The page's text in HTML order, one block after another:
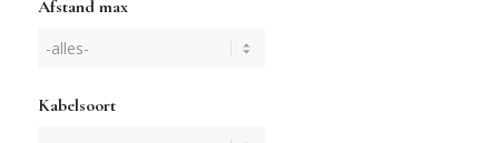
Afstand max
Kabelsoort